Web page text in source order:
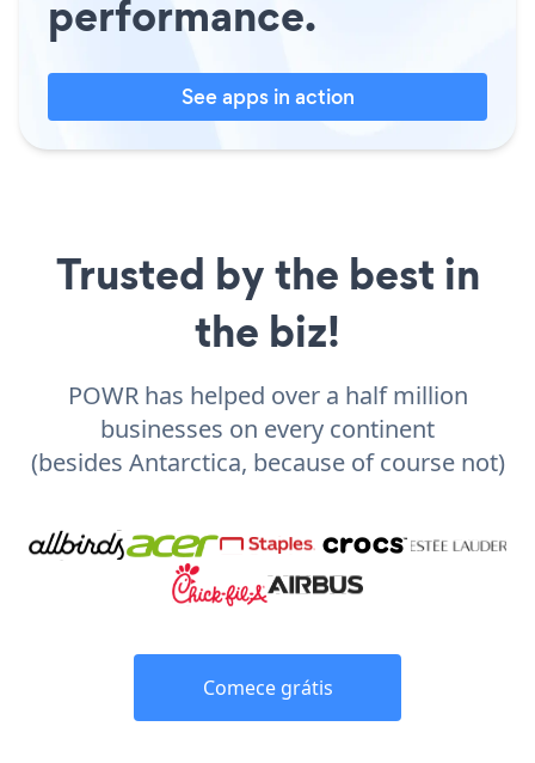
performance.
See apps in action
Trusted by the best in
the biz!
POWR has helped over a half million
businesses on every continent
(besides Antarctica, because of course not)
Comece grátis